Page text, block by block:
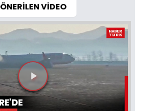
ÖNERİLEN VİDEO
Videoyu
Oynat